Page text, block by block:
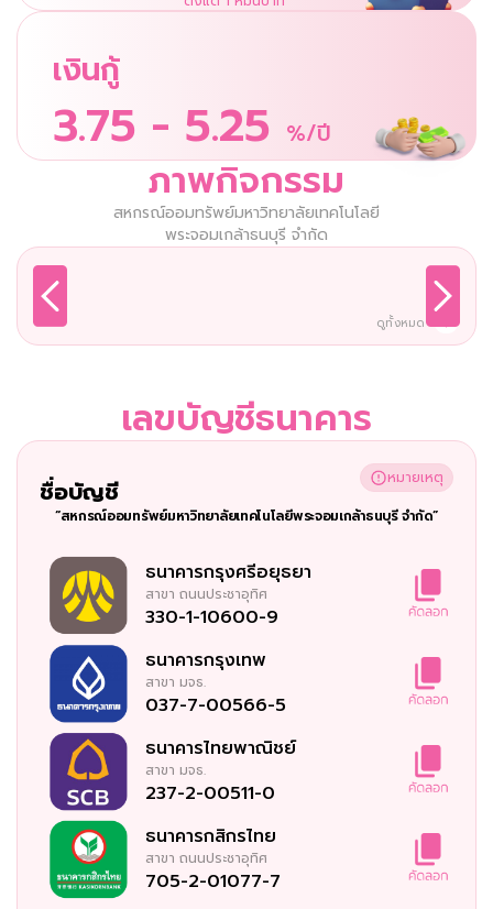
เงินกู้
3.75 - 5.25 %/ปี
ภาพกิจกรรม
สหกรณ์ออมทรัพย์มหาวิทยาลัยเทคโนโลยี
พระจอมเกล้าธนบุรี จำกัด
ดูทั้งหมด
เลขบัญชีธนาคาร
ชื่อบัญชี
หมายเหตุ
“สหกรณ์ออมทรัพย์มหาวิทยาลัยเทคโนโลยีพระจอมเกล้าธนบุรี จำกัด”
ธนาคารกรุงศรีอยุธยา
สาขา ถนนประชาอุทิศ
330-1-10600-9
ธนาคารกรุงเทพ
สาขา มจธ.
037-7-00566-5
ธนาคารไทยพาณิชย์
สาขา มจธ.
237-2-00511-0
ธนาคารกสิกรไทย
สาขา ถนนประชาอุทิศ
705-2-01077-7